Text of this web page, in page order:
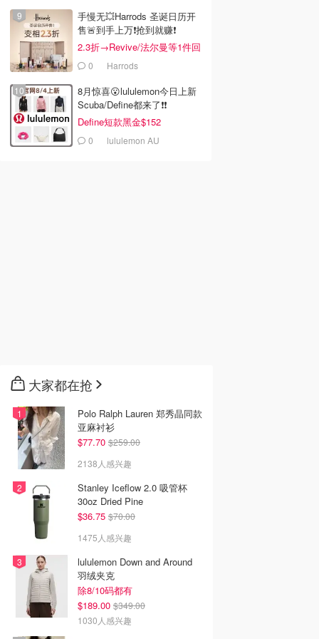
手慢无💥Harrods 圣诞日历开
售🚨到手上万❗️抢到就赚❗️
2.3折→Revive/法尔曼等1件回
本！0 Harrods
8月惊喜😮lululemon今日上新
Scuba/Define都来了❗️❗️
Define短款黑金$152
0 lululemon AU
大家都在抢
Polo Ralph Lauren 郑秀晶同款
亚麻衬衫
$77.70 $259.00
2138人感兴趣
Stanley Iceflow 2.0 吸管杯
30oz Dried Pine
$36.75 $70.00
1475人感兴趣
lululemon Down and Around
羽绒夹克
除8/10码都有
$189.00 $349.00
1030人感兴趣